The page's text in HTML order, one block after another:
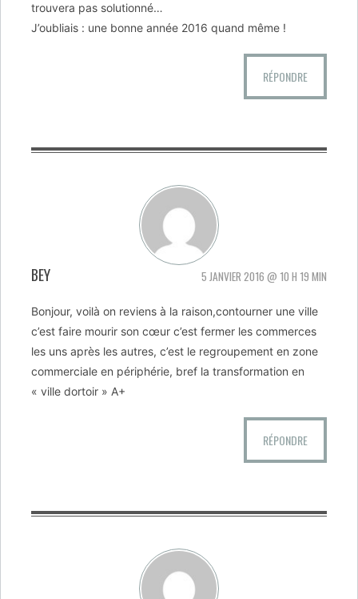
trouvera pas solutionné…
J’oubliais : une bonne année 2016 quand même !
RÉPONDRE
5 JANVIER 2016 @ 10 H 19 MIN
BEY
Bonjour, voilà on reviens à la raison,contourner une ville
c’est faire mourir son cœur c’est fermer les commerces
les uns après les autres, c’est le regroupement en zone
commerciale en périphérie, bref la transformation en
« ville dortoir » A+
RÉPONDRE